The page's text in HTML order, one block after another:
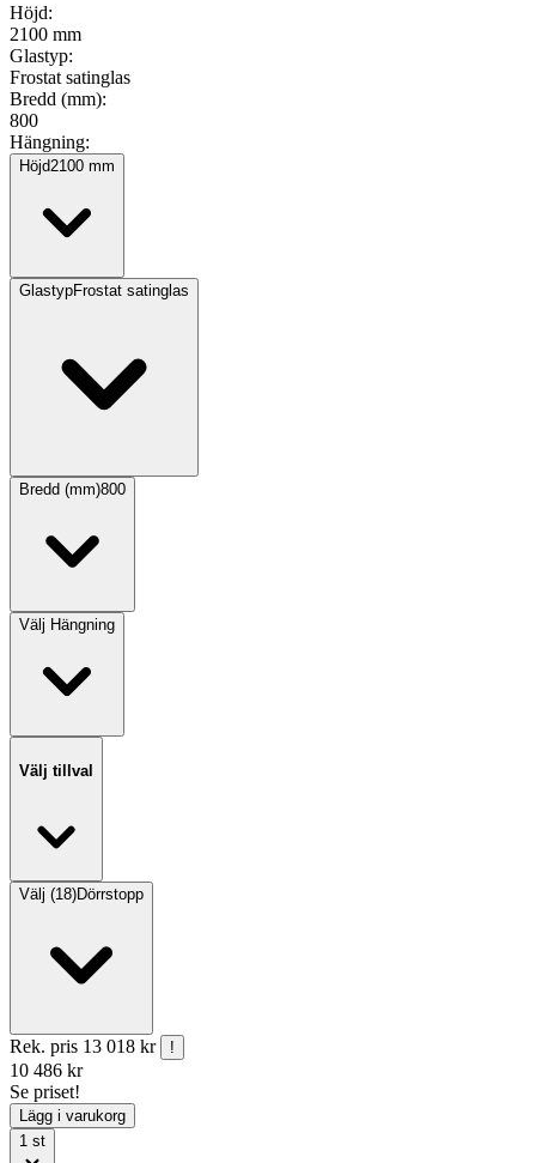
Höjd:
2100 mm
Glastyp:
Frostat satinglas
Bredd (mm):
800
Hängning:
Höjd2100 mm
GlastypFrostat satinglas
Bredd (mm)800
Välj Hängning
Välj tillval
Välj (18)Dörrstopp
Rek. pris 13 018 kr !
10 486 kr
Se priset!
Lägg i varukorg
1 st